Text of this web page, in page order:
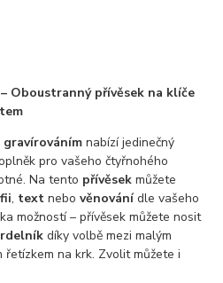
Oboustranný přívěsek na klíče
gravírováním nabízí jedinečný
pro vašeho čtyřnohého
Na tento přívěsek můžete
, text nebověnovánídle vašeho
možností – přívěsek můžete nosit
díky volbě mezi malým
řetízkem na krk. Zvolit můžete i